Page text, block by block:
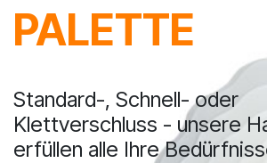
PALETTE
Standard-, Schnell- oder
Klettverschluss - unsere
erfüllen alle Ihre